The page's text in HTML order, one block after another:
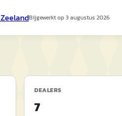
ZeelandBijgewerkt op3 augustus 2026
DEALERS
7